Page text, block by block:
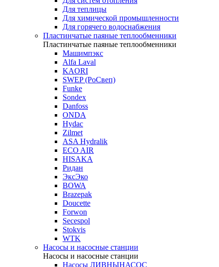
Для теплицы
Для химической промышленности
Для горячего водоснабжения
Пластинчатые паяные теплообменники
Пластинчатые паяные теплообменники
Машимпэкс
Alfa Laval
KAORI
SWEP (РоСвеп)
Funke
Sondex
Danfoss
ONDA
Hydac
Zilmet
ASA Hydralik
ECO AIR
HISAKA
Ридан
ЭксЭко
BOWA
Brazepak
Doucette
Forwon
Secespol
Stokvis
WTK
Насосы и насосные станции
Насосы и насосные станции
Насосы ЛИВНЫНАСОС